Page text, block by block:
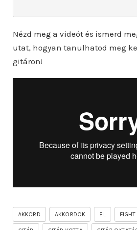
Nézd meg a videót és ismerd
utat, hogyan tanulhatod meg
gitáron!
AKKORD AKKORDOK EL